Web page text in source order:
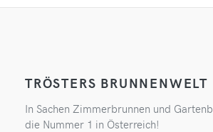
TRÖSTERS BRUNNENWELT
In Sachen Zimmerbrunnen und
die Nummer 1 in Österreich!